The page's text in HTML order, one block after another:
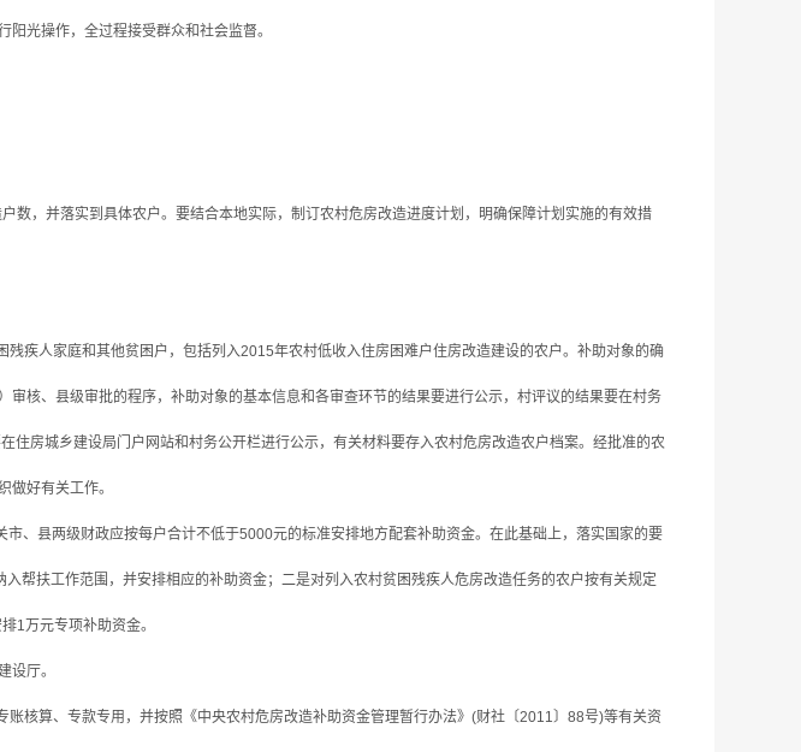
光操作，全过程接受群众和社会监督。
，并落实到具体农户。要结合本地实际，制订农村危房改造进度计划，明确保障计划实施的有效措
人家庭和其他贫困户，包括列入2015年农村低收入住房困难户住房改造建设的农户。补助对象的确
核、县级审批的程序，补助对象的基本信息和各审查环节的结果要进行公示，村评议的结果要在村务
房城乡建设局门户网站和村务公开栏进行公示，有关材料要存入农村危房改造农户档案。经批准的农
做好有关工作。
县两级财政应按每户合计不低于5000元的标准安排地方配套补助资金。在此基础上，落实国家的要
帮扶工作范围，并安排相应的补助资金；二是对列入农村贫困残疾人危房改造任务的农户按有关规定
1万元专项补助资金。
厅。
算、专款专用，并按照《中央农村危房改造补助资金管理暂行办法》(财社〔2011〕88号)等有关资